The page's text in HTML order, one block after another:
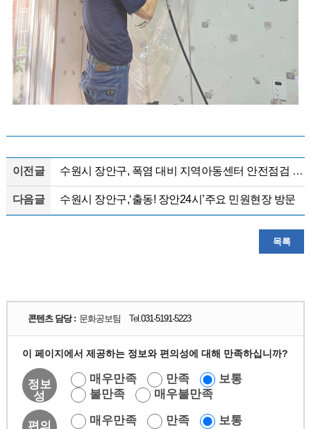
이전글 수원시 장안구, 폭염 대비 지역아동센터 안전점검 실시
다음글 수원시 장안구,‘출동! 장안24시’주요 민원현장 방문
목록
콘텐츠 담당 : 문화공보팀 Tel. 031-5191-5223
이 페이지에서 제공하는 정보와 편의성에 대해 만족하십니까?
정보
성
매우만족 만족
보통
불만족
매우불만족
편의 매우만족 만족 보통